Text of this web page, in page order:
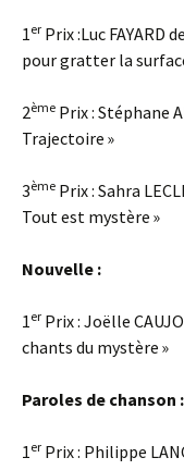
1er Prix :Luc FAYARD
pour gratter la
2ème Prix : Stéphane
Trajectoire »
3ème Prix : Sahra
Tout est mystère »
Nouvelle :
1er Prix : Joëlle
chants du mystère »
Paroles de chanson :
1er Prix : Philippe